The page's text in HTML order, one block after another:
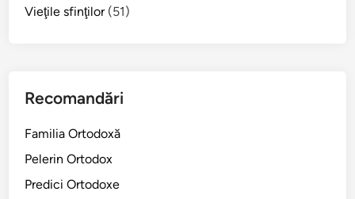
Vieţile sfinţilor(51)
Recomandări
Familia Ortodoxă
Pelerin Ortodox
Predici Ortodoxe